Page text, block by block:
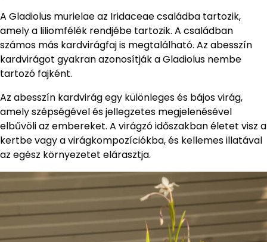
A Gladiolus murielae az Iridaceae családba tartozik,
amely a liliomfélék rendjébe tartozik. A családban
számos más kardvirágfaj is megtalálható. Az abesszín
kardvirágot gyakran azonosítják a Gladiolus nembe
tartozó fajként.
Az abesszín kardvirág egy különleges és bájos virág,
amely szépségével és jellegzetes megjelenésével
elbűvöli az embereket. A virágzó időszakban életet visz a
kertbe vagy a virágkompozíciókba, és kellemes illatával
az egész környezetet elárasztja.